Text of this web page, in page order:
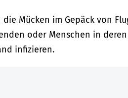
Mücken im Gepäck von
oder Menschen in deren
infizieren.